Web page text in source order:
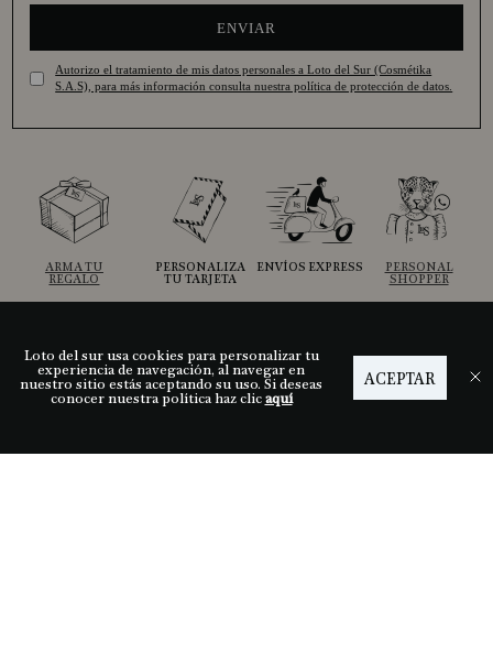
ENVIAR
Autorizo el tratamiento de mis datos personales a Loto del Sur (Cosmétika
S.A.S), para más información consulta nuestra política de protección de datos.
ARMA TU
REGALO
PERSONALIZA
TU TARJETA
ENVÍOS EXPRESS
PERSONAL
SHOPPER
Ayuda
Descubre LDS
ACEPTAR
Loto del sur usa cookies para personalizar tu
experiencia de navegación, al navegar en
nuestro sitio estás aceptando su uso. Si deseas
conocer nuestra política haz clicaquí